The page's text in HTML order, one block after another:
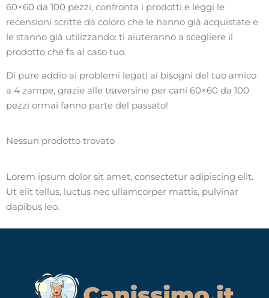
60×60 da 100 pezzi, confronta i prodotti e leggi le
recensioni scritte da coloro che le hanno già acquistate e
le stanno già utilizzando: ti aiuteranno a scegliere il
prodotto che fa al caso tuo.
Di pure addio ai problemi legati ai bisogni del tuo amico
a 4 zampe, grazie alle traversine per cani 60×60 da 100
pezzi ormai fanno parte del passato!
Nessun prodotto trovato
Lorem ipsum dolor sit amet, consectetur adipiscing elit.
Ut elit tellus, luctus nec ullamcorper mattis, pulvinar
dapibus leo.